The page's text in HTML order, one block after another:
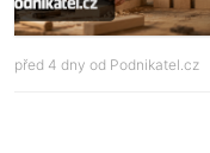
před 4 dny od Podnikatel.cz